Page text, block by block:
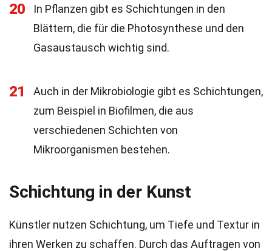
20
In Pflanzen gibt es Schichtungen in den
Blättern, die für die Photosynthese und den
Gasaustausch wichtig sind.
21
Auch in der Mikrobiologie gibt es Schichtungen,
zum Beispiel in Biofilmen, die aus
verschiedenen Schichten von
Mikroorganismen bestehen.
Schichtung in der Kunst
Künstler nutzen Schichtung, um Tiefe und Textur in
ihren Werken zu schaffen. Durch das Auftragen von